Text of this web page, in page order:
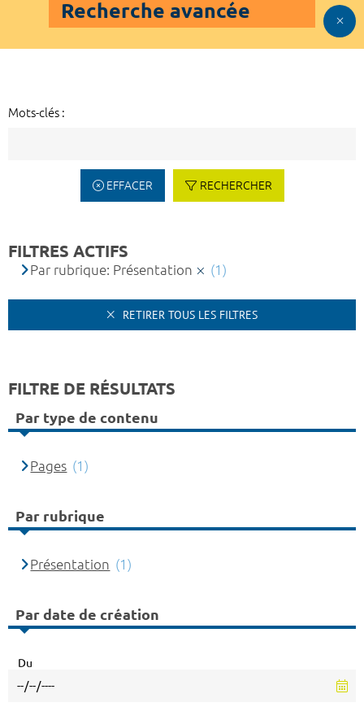
Recherche avancée
Mots-clés :
EFFACER RECHERCHER
FILTRES ACTIFS
Par rubrique: Présentation (1)
RETIRER TOUS LES FILTRES
FILTRE DE RÉSULTATS
Par type de contenu
Pages (1)
Par rubrique
Présentation (1)
Par date de création
Du